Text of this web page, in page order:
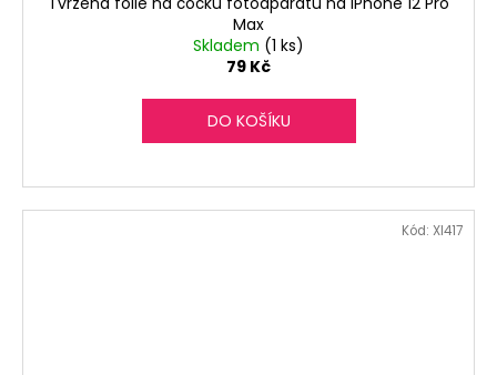
Max
Skladem (1 ks)
79 Kč
DO KOŠÍKU
Kód: XI417